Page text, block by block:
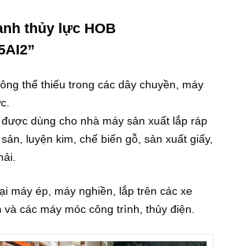
thủy lực HOB
thể thiếu trong các dây chuyền, máy
dùng cho nhà máy sản xuất lắp ráp
luyện kim, chế biến gỗ, sản xuất giấy,
máy ép, máy nghiền, lắp trên các xe
và các máy móc công trình, thủy điện.